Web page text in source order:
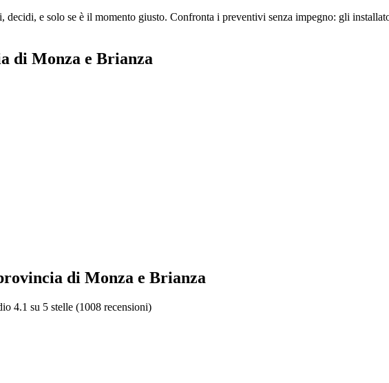
decidi, e solo se è il momento giusto. Confronta i preventivi senza impegno: gli
di Monza e Brianza
di Monza e Brianza
4.1 su 5 stelle (1008 recensioni)